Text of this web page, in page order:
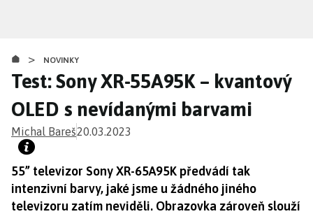
obsahu
> NOVINKY
Test: Sony XR-55A95K – kvantový
OLED s nevídanými barvami
Michal Bareš20.03.2023
55” televizor Sony XR-65A95K předvádí tak
intenzivní barvy, jaké jsme u žádného jiného
televizoru zatím neviděli. Obrazovka zároveň slouží